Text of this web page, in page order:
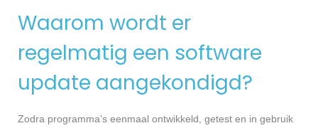
Waarom wordt er
regelmatig een software
update aangekondigd?
Zodra programma’s eenmaal ontwikkeld, getest en in gebruik